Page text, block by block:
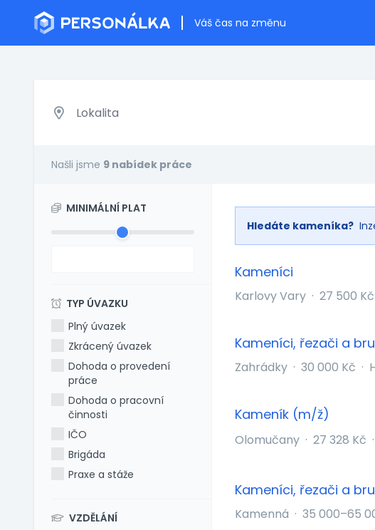
Váš čas na změnu
Našli jsme 9 nabídek práce
MINIMÁLNÍ PLAT
TYP ÚVAZKU
Plný úvazek
Zkrácený úvazek
Dohoda o provedení
práce
Dohoda o pracovní
činnosti
IČO
Brigáda
Praxe a stáže
VZDĚLÁNÍ
Hledáte kameníka?
Kameníci
Karlovy Vary · 27 500 Kč
Kameníci, řezači a
Zahrádky · 30 000 Kč ·
Kameník (m/ž)
Olomučany · 27 328 Kč ·
Kameníci, řezači a
Kamenná · 35 000–65